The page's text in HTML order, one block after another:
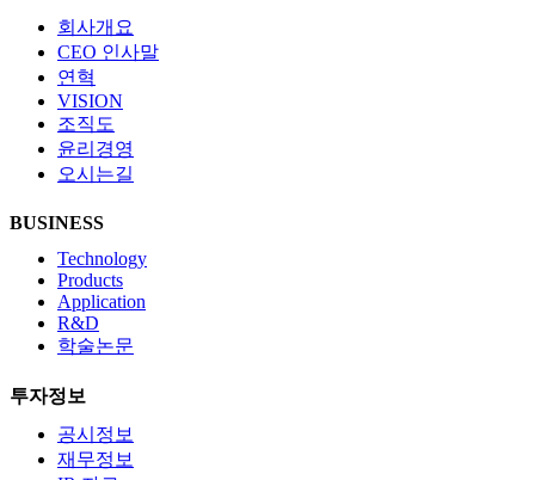
회사개요
CEO 인사말
연혁
VISION
조직도
윤리경영
오시는길
BUSINESS
Technology
Products
Application
R&D
학술논문
투자정보
공시정보
재무정보